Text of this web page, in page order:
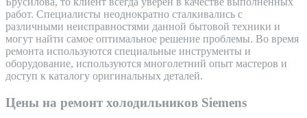
работ. Специалисты неоднократно сталкивались с
различными неисправностями данной бытовой техники и
могут найти самое оптимальное решение проблемы. Во время
ремонта используются специальные инструменты и
оборудование, используются многолетний опыт мастеров и
доступ к каталогу оригинальных деталей.
Цены на ремонт холодильников Siemens